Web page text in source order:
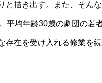
と描き出す。また、そん
平均年齢30歳の劇団の若
存在を受け入れる修業を